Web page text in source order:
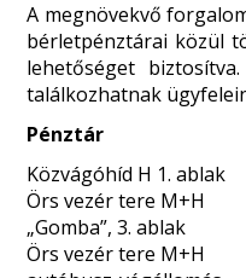
A megnövekvő
bérletpénztárai közül
lehetőséget
találkozhatnak
Pénztár
Közvágóhíd H 1. ablak
Örs vezér tere M+H
„Gomba”, 3. ablak
Örs vezér tere M+H